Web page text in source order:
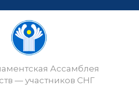
Ассамблея
— участников СНГ